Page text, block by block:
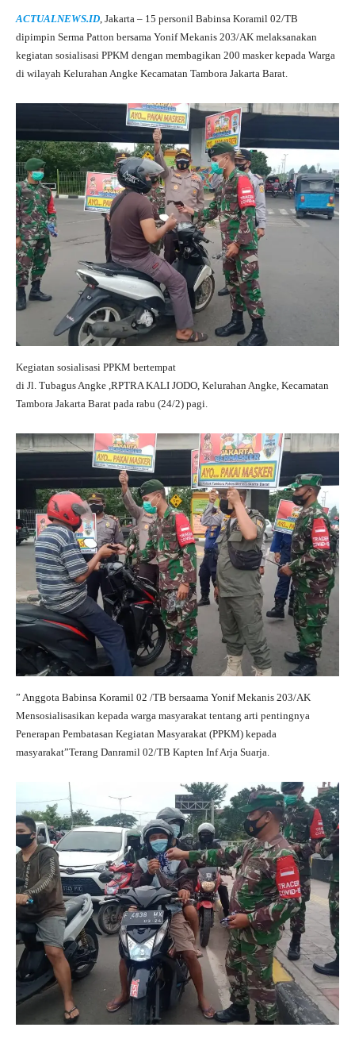
ts
A
pp
gr
a
m
bo
ok
tte
r
re
ACTUALNEWS.ID, Jakarta – 15 personil Babinsa Koramil 02/TB
dipimpin Serma Patton bersama Yonif Mekanis 203/AK melaksanakan
kegiatan sosialisasi PPKM dengan membagikan 200 masker kepada Warga
di wilayah Kelurahan Angke Kecamatan Tambora Jakarta Barat.
Kegiatan sosialisasi PPKM bertempat
di Jl. Tubagus Angke ,RPTRA KALI JODO, Kelurahan Angke, Kecamatan
Tambora Jakarta Barat pada rabu (24/2) pagi.
” Anggota Babinsa Koramil 02 /TB bersaama Yonif Mekanis 203/AK
Mensosialisasikan kepada warga masyarakat tentang arti pentingnya
Penerapan Pembatasan Kegiatan Masyarakat (PPKM) kepada
masyarakat”Terang Danramil 02/TB Kapten Inf Arja Suarja.